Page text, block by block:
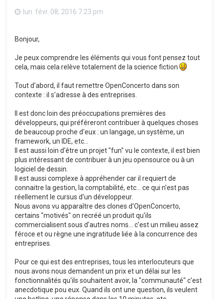
lun. févr. 08, 2016 7:23 pm
Bonjour,
Je peux comprendre les éléments qui vous font pensez tout
cela, mais cela relève totalement de la science fiction
Tout d'abord, il faut remettre OpenConcerto dans son
contexte : il s'adresse à des entreprises.
Il est donc loin des préoccupations premières des
développeurs, qui préféreront contribuer à quelques choses
de beaucoup proche d'eux : un langage, un système, un
framework, un IDE, etc...
Il est aussi loin d'être un projet "fun" vu le contexte, il est bien
plus intéressant de contribuer à un jeu opensource ou à un
logiciel de dessin.
Il est aussi complexe à appréhender car il requiert de
connaitre la gestion, la comptabilité, etc... ce qui n'est pas
réellement le cursus d'un développeur.
Nous avons vu apparaître des clones d'OpenConcerto,
certains "motivés" on recréé un produit qu'ils
commercialisent sous d'autres noms... c'est un milieu assez
féroce et ou règne une ingratitude liée à la concurrence des
entreprises.
Pour ce qui est des entreprises, tous les interlocuteurs que
nous avons nous demandent un prix et un délai sur les
fonctionnalités qu'ils souhaitent avoir, la "communauté" c'est
anecdotique pou eux. Quand ils ont une question, ils veulent